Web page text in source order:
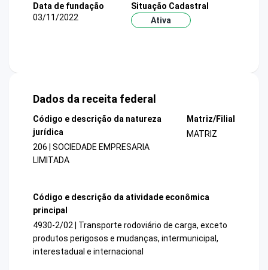
Data de fundação
03/11/2022
Situação Cadastral
Ativa
Dados da receita federal
Código e descrição da natureza
jurídica
206 | SOCIEDADE EMPRESARIA
LIMITADA
Matriz/Filial
MATRIZ
Código e descrição da atividade econômica
principal
4930-2/02 | Transporte rodoviário de carga, exceto
produtos perigosos e mudanças, intermunicipal,
interestadual e internacional